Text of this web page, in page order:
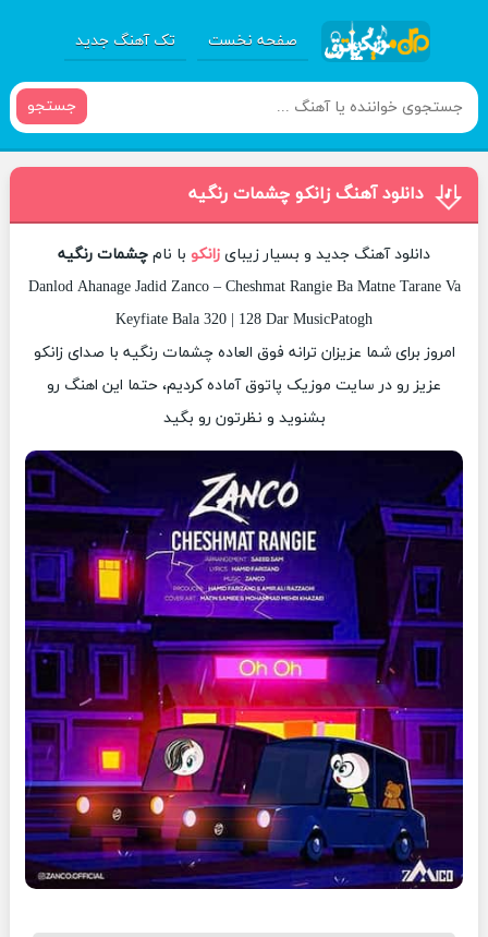
صفحه نخست تک آهنگ جدید
جستجو
دانلود آهنگ زانکو چشمات رنگیه
دانلود آهنگ جدید و بسیار زیبای زانکو با نام چشمات رنگیه
Danlod Ahanage Jadid Zanco – Cheshmat Rangie Ba Matne Tarane Va
Keyfiate Bala 320 | 128 Dar MusicPatogh
امروز برای شما عزیزان ترانه فوق العاده چشمات رنگیه با صدای زانکو
عزیز رو در سایت موزیک پاتوق آماده کردیم، حتما این اهنگ رو
بشنوید و نظرتون رو بگید